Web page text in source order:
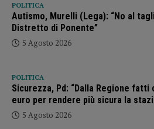
POLITICA
Autismo, Murelli (Lega): “No al
Distretto di Ponente”
5 Agosto 2026
POLITICA
Sicurezza, Pd: “Dalla Regione
euro per rendere più sicura la
5 Agosto 2026